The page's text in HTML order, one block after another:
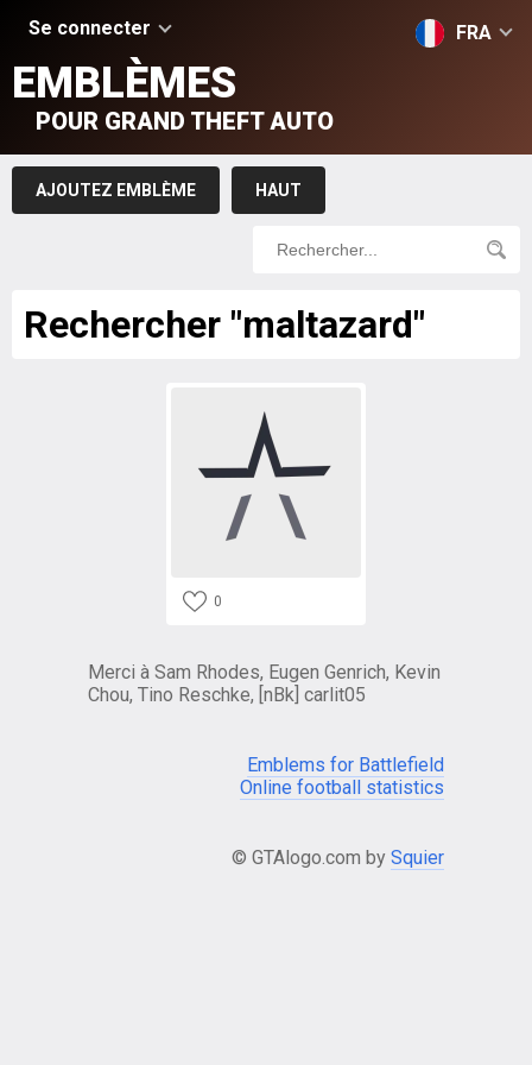
Se connecter FRA
EMBLÈMES
POUR GRAND THEFT AUTO
AJOUTEZ EMBLÈME HAUT
Rechercher "maltazard"
0
Merci à Sam Rhodes, Eugen Genrich, Kevin
Chou, Tino Reschke, [nBk] carlit05
Emblems for Battlefield
Online football statistics
© GTAlogo.com by Squier